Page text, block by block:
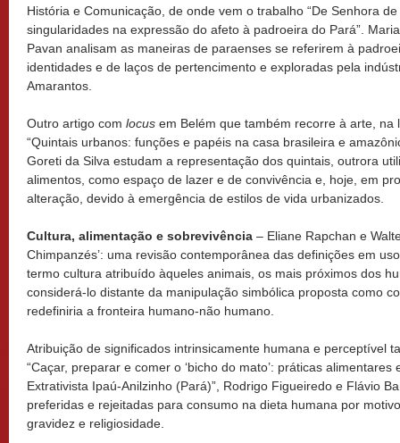
História e Comunicação, de onde vem o trabalho “De Senhora de
singularidades na expressão do afeto à padroeira do Pará”.
Pavan analisam as maneiras de paraenses se referirem à
identidades e de laços de pertencimento e exploradas pela
Amarantos.
Outro artigo com locus em Belém que também recorre à arte, na
“Quintais urbanos: funções e papéis na casa brasileira e
Goreti da Silva estudam a representação dos quintais, outrora
alimentos, como espaço de lazer e de convivência e, hoje, em
alteração, devido à emergência de estilos de vida urbanizados.
Cultura, alimentação e sobrevivência – Eliane Rapchan e
Chimpanzés’: uma revisão contemporânea das definições em
termo cultura atribuído àqueles animais, os mais próximos dos
considerá-lo distante da manipulação simbólica proposta como
redefiniria a fronteira humano-não humano.
Atribuição de significados intrinsicamente humana e perceptível
“Caçar, preparar e comer o ‘bicho do mato’: práticas
Extrativista Ipaú-Anilzinho (Pará)”, Rodrigo Figueiredo e Flávio
preferidas e rejeitadas para consumo na dieta humana por
gravidez e religiosidade.